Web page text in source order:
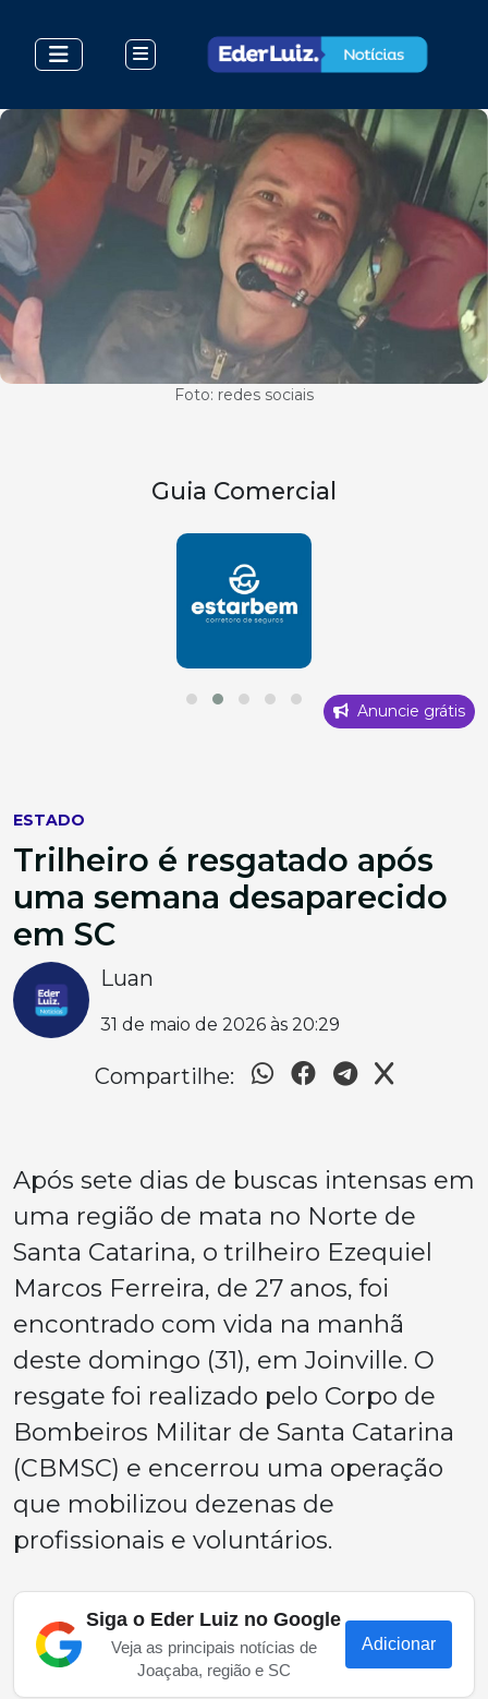
Foto: redes sociais
Guia Comercial
Anuncie grátis
ESTADO
Trilheiro é resgatado após
uma semana desaparecido
em SC
Luan
31 de maio de 2026 às 20:29
Compartilhe:
Após sete dias de buscas intensas em
uma região de mata no Norte de
Santa Catarina, o trilheiro Ezequiel
Marcos Ferreira, de 27 anos, foi
encontrado com vida na manhã
deste domingo (31), em Joinville. O
resgate foi realizado pelo Corpo de
Bombeiros Militar de Santa Catarina
(CBMSC) e encerrou uma operação
que mobilizou dezenas de
profissionais e voluntários.
Siga o Eder Luiz no Google
Veja as principais notícias de
Joaçaba, região e SC
Adicionar